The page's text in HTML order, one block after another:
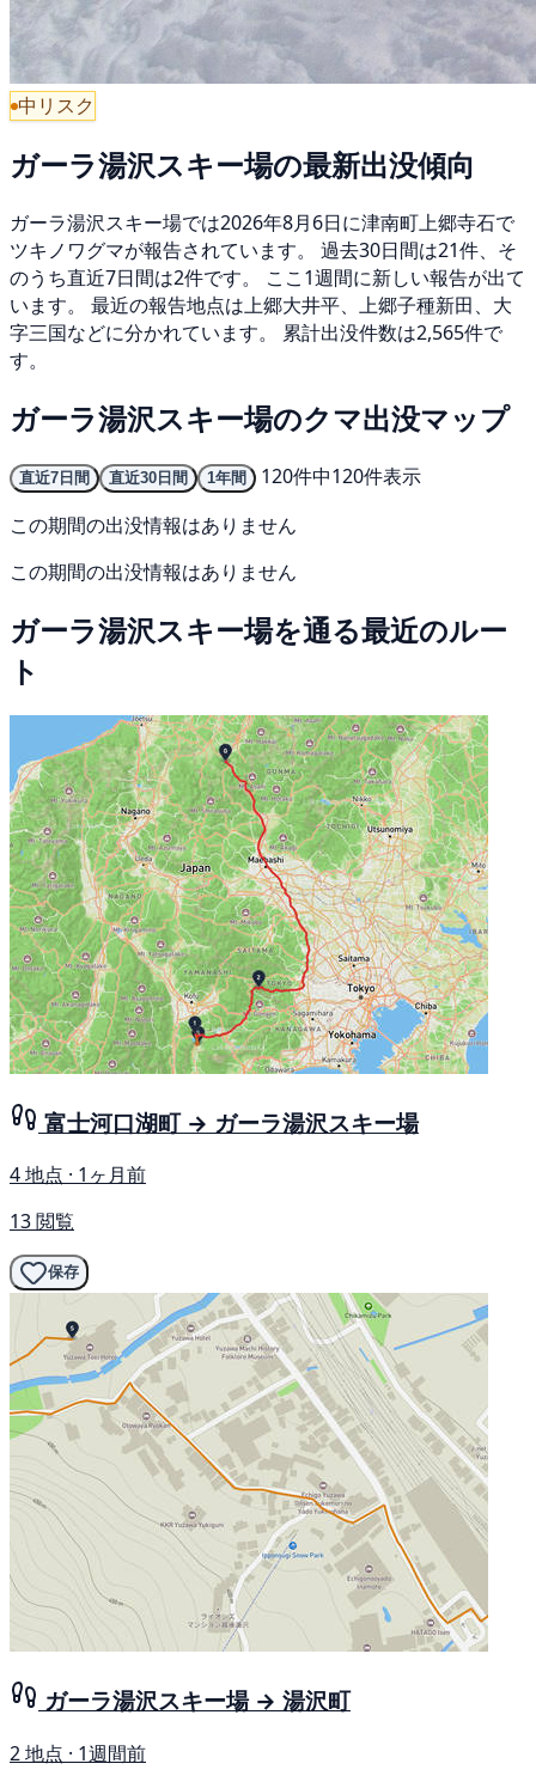
中リスク
ガーラ湯沢スキー場の最新出没傾向
ガーラ湯沢スキー場では2026年8月6日に津南町上郷寺石で
ツキノワグマが報告されています。 過去30日間は21件、そ
のうち直近7日間は2件です。 ここ1週間に新しい報告が出て
います。 最近の報告地点は上郷大井平、上郷子種新田、大
字三国などに分かれています。 累計出没件数は2,565件で
す。
ガーラ湯沢スキー場のクマ出没マップ
直近7日間 直近30日間 1年間
120件中120件表示
この期間の出没情報はありません
この期間の出没情報はありません
ガーラ湯沢スキー場を通る最近のルー
ト
富士河口湖町 → ガーラ湯沢スキー場
4 地点 · 1ヶ月前
13 閲覧
保存
ガーラ湯沢スキー場 → 湯沢町
2 地点 · 1週間前